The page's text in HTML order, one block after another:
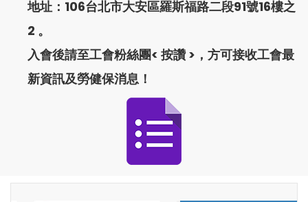
地址：106台北市大安區羅斯福路二段91號16樓之
2 。
入會後請至工會粉絲團< 按讚>，方可接收工會最
新資訊及勞健保消息！